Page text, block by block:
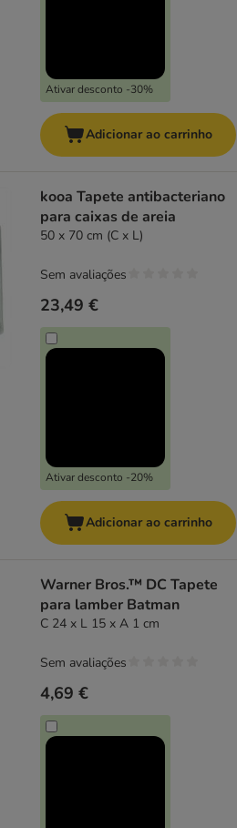
Ativar desconto -30%
Adicionar ao carrinho
kooa Tapete antibacteriano
para caixas de areia
50 x 70 cm (C x L)
23,49 €
Ativar desconto -20%
Sem avaliações
Adicionar ao carrinho
Warner Bros.™ DC Tapete
para lamber Batman
C 24 x L 15 x A 1 cm
4,69 €
Sem avaliações